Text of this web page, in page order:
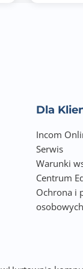
Dla
Incom
Serwis
Warunki
Centrum
Ochrona i
osobowych